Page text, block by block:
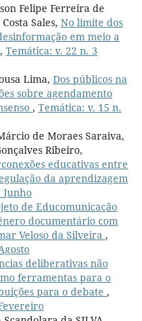
Felipe Ferreira de
Sales, No limite dos
em meio a
, Temática: v. 22 n. 3
Lima, Dos públicos na
sobre agendamento
, Temática: v. 15 n.
de Moraes Saraiva,
Ribeiro,
educativas entre
da aprendizagem
Junho
de Educomunicação
documentário com
Veloso da Silveira ,
deliberativas não
ferramentas para o
para o debate ,